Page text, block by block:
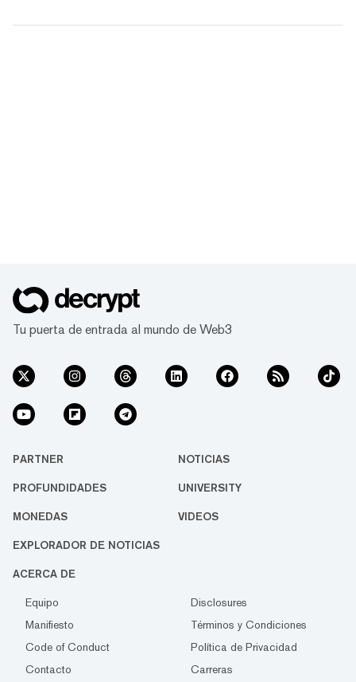
Tu puerta de entrada al mundo de Web3
PARTNER NOTICIAS
PROFUNDIDADES UNIVERSITY
MONEDAS VIDEOS
EXPLORADOR DE NOTICIAS
ACERCA DE
Equipo
Disclosures
Manifiesto
Términos y Condiciones
Code of Conduct
Política de Privacidad
Contacto
Carreras